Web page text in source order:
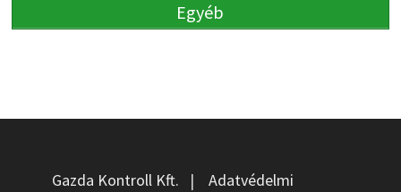
Egyéb
Gazda Kontroll Kft. | Adatvédelmi